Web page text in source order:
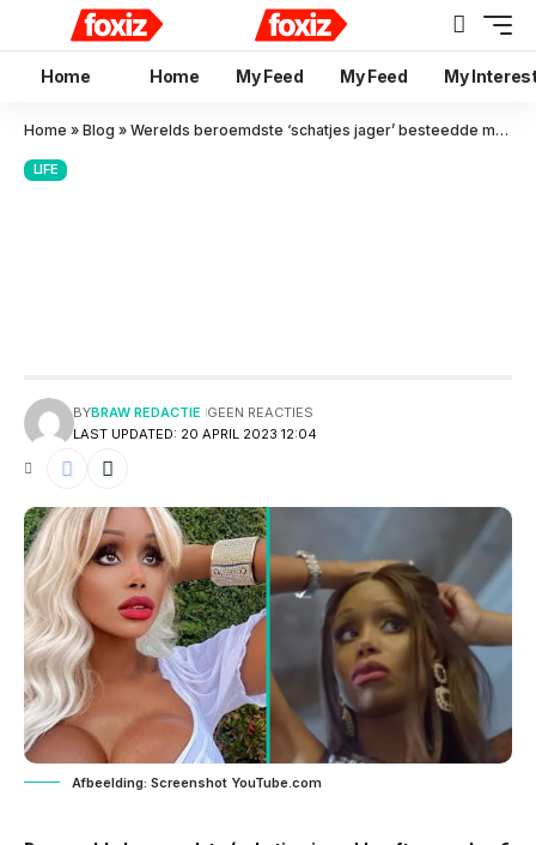
Home Home My Feed My Feed My
Home » Blog » Werelds beroemdste ‘schatjes jager’ besteedde meer dan € 454770.00 om haarscherp eruit te zien
LIFE
LAST UPDATED: 20 APRIL 2023 12:04
BYBRAW REDACTIE GEEN REACTIES
Afbeelding: Screenshot YouTube.com